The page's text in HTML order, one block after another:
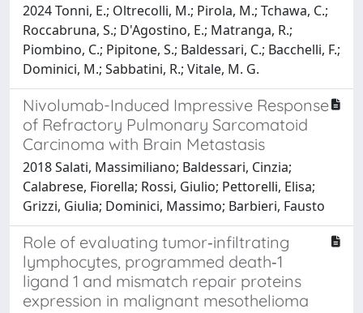
2024 Tonni, E.; Oltrecolli, M.; Pirola, M.; Tchawa, C.;
Roccabruna, S.; D'Agostino, E.; Matranga, R.;
Piombino, C.; Pipitone, S.; Baldessari, C.; Bacchelli, F.;
Dominici, M.; Sabbatini, R.; Vitale, M. G.
Nivolumab-Induced Impressive Response
of Refractory Pulmonary Sarcomatoid
Carcinoma with Brain Metastasis
2018 Salati, Massimiliano; Baldessari, Cinzia;
Calabrese, Fiorella; Rossi, Giulio; Pettorelli, Elisa;
Grizzi, Giulia; Dominici, Massimo; Barbieri, Fausto
Role of evaluating tumor‑infiltrating
lymphocytes, programmed death‑1
ligand 1 and mismatch repair proteins
expression in malignant mesothelioma